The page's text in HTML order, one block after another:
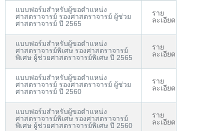
แบบฟอร์มสำหรับผู้ขอตำแหน่ง
ศาสตราจารย์ รองศาสตราจารย์ ผู้ช่วย
ศาสตราจารย์ ปี 2565
ราย
ละเอียด
แบบฟอร์มสำหรับผู้ขอตำแหน่ง
ศาสตราจารย์พิเศษ รองศาสตราจารย์
พิเศษ ผู้ช่วยศาสตราจารย์พิเศษ ปี 2565
ราย
ละเอียด
แบบฟอร์มสำหรับผู้ขอตำแหน่ง
ศาสตราจารย์ รองศาสตราจารย์ ผู้ช่วย
ศาสตราจารย์ ปี 2560
ราย
ละเอียด
แบบฟอร์มสำหรับผู้ขอตำแหน่ง
ศาสตราจารย์พิเศษ รองศาสตราจารย์
พิเศษ ผู้ช่วยศาสตราจารย์พิเศษ ปี 2560
ราย
ละเอียด